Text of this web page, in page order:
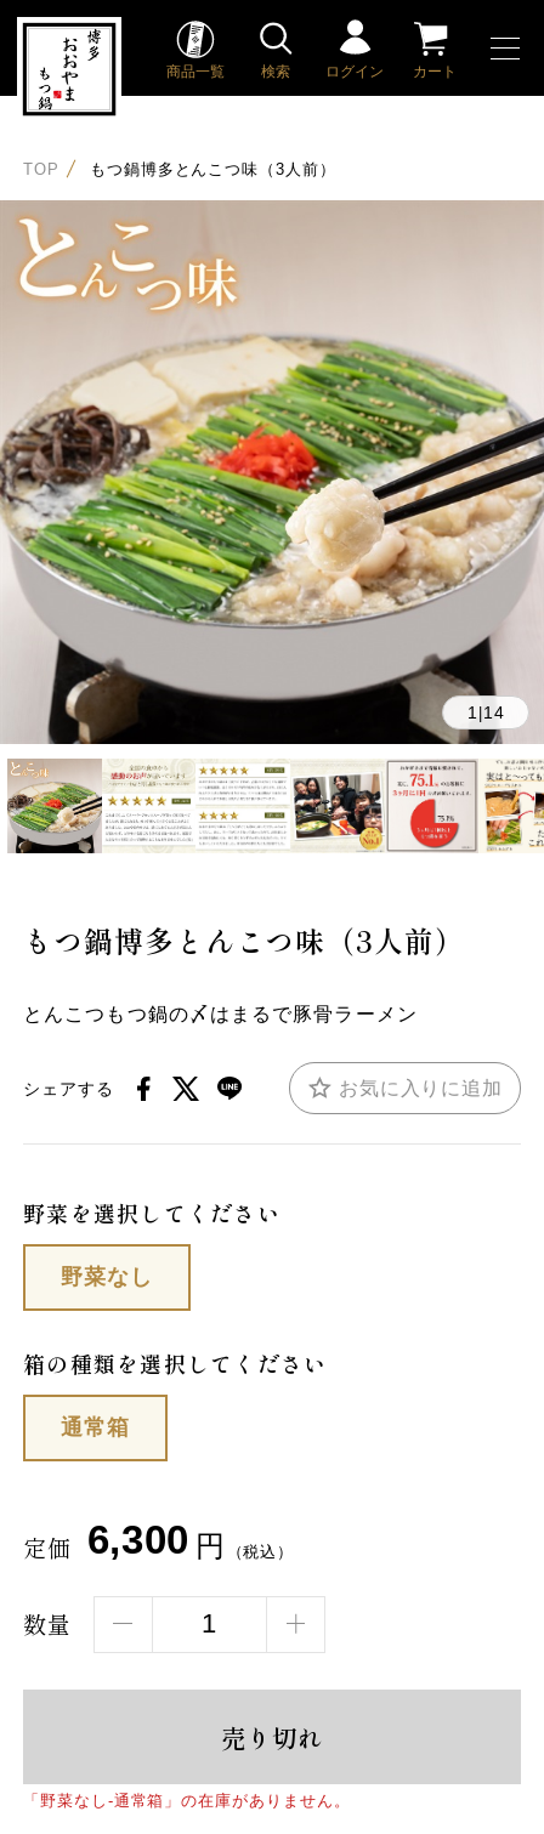
商品一覧 検索 ログイン カート
TOP もつ鍋博多とんこつ味（3人前）
1 |14
もつ鍋博多とんこつ味（3人前）
とんこつもつ鍋の〆はまるで豚骨ラーメン
シェアする お気に入りに追加
野菜を選択してください
野菜なし
箱の種類を選択してください
通常箱
定価 6,300 円 （税込）
数量
売り切れ
「野菜なし-通常箱」の在庫がありません。